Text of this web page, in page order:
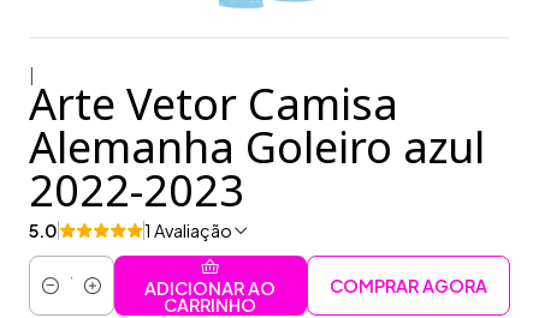
Arte Vetor Camisa
Alemanha Goleiro azul
2022-2023
5.0 1 Avaliação
Quantidade
ADICIONAR AO
CARRINHO
COMPRAR AGORA